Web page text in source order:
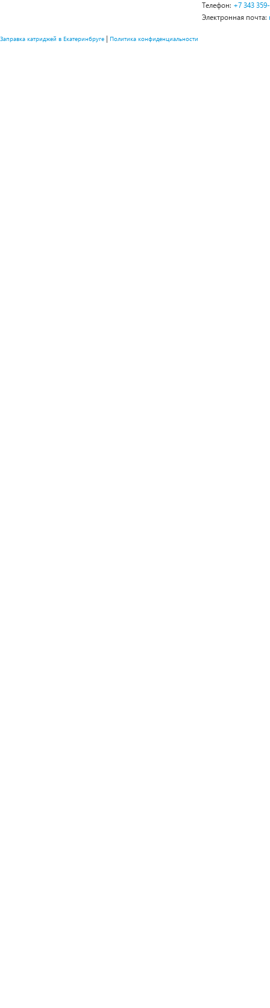
Телефон: +7 343
Электронная почта:
Заправка катриджей в Екатеринбруге | Политика конфиденциальности